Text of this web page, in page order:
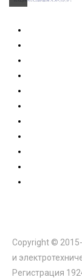
Copyright ©
и
Регистрация